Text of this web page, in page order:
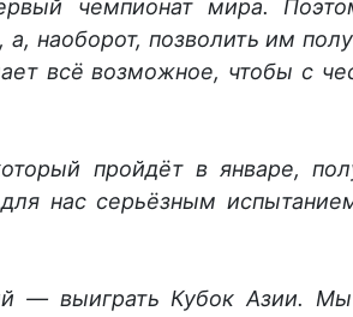
чемпионат мира.
наоборот, позволить им
всё возможное, чтобы с
пройдёт в январе,
нас серьёзным
— выиграть Кубок Азии.